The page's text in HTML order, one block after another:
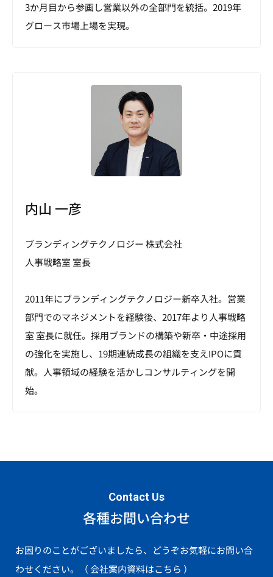
3か月目から参画し営業以外の全部門を統括。2019年
グロース市場上場を実現。
内山 一彦
ブランディングテクノロジー 株式会社
人事戦略室 室長
2011年にブランディングテクノロジー新卒入社。営業
部門でのマネジメントを経験後、2017年より人事戦略
室 室長に就任。採用ブランドの構築や新卒・中途採用
の強化を実施し、19期連続成長の組織を支えIPOに貢
献。人事領域の経験を活かしコンサルティングを開
始。
Contact Us
各種お問い合わせ
お困りのことがございましたら、どうぞお気軽にお問い合
わせください。
（ 会社案内資料はこちら ）